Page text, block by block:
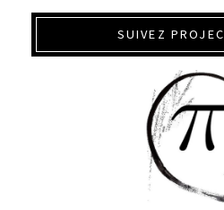
SUIVEZ